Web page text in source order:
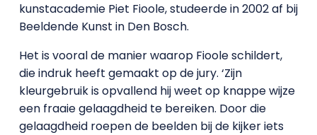
kunstacademie Piet Fioole, studeerde in 2002 af bij
Beeldende Kunst in Den Bosch.
Het is vooral de manier waarop Fioole schildert,
die indruk heeft gemaakt op de jury. ‘Zijn
kleurgebruik is opvallend hij weet op knappe wijze
een fraaie gelaagdheid te bereiken. Door die
gelaagdheid roepen de beelden bij de kijker iets